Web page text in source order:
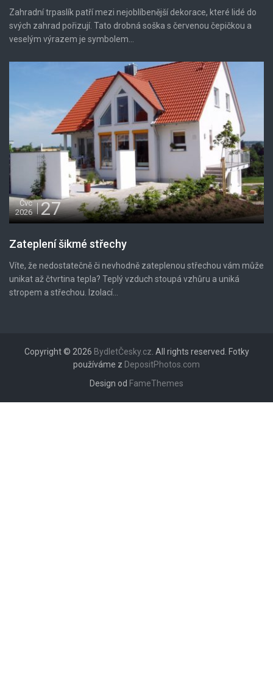
Zahradní trpaslík patří mezi nejoblíbenější dekorace, které lidé do
svých zahrad pořizují. Tato drobná soška s červenou čepičkou a
veselým výrazem je symbolem...
Čvc
2026
27
Zateplení šikmé střechy
Víte, že nedostatečně či nevhodně zateplenou střechou vám může
unikat až čtvrtina tepla? Teplý vzduch stoupá vzhůru a uniká
stropem a střechou. Izolací...
Copyright © 2026 BydletČesky.cz . All rights reserved. Fotky
používáme z DepositPhotos.com
Design od FameThemes